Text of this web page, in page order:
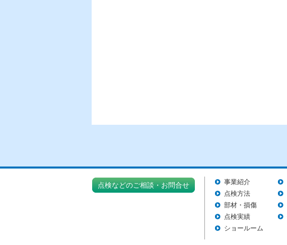
点検などのご相談・お問合せ 事業紹介
点検方法
部材・損傷
点検実績
ショールーム